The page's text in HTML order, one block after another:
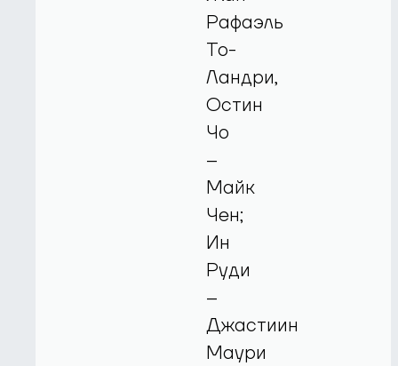
Рафаэль
То-
Ландри,
Остин
Чо
–
Майк
Чен;
Ин
Руди
–
Джастиин
Маури